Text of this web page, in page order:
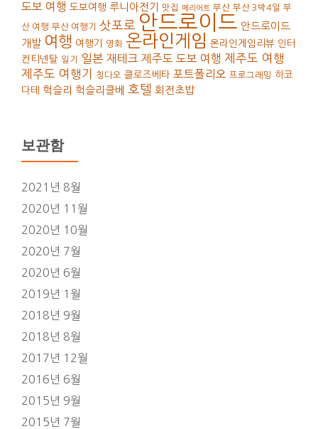
도보 여행 도보여행 루니아전기 맛집 메리어트 부산 부산 3박4일 부
산 여행 부산 여행기 삿포로 안드로이드 안드로이드
개발 여행 여행기 영화 온라인게임 온라인게임리뷰 인터
컨티넨탈 일기 일본 재테크 제주도 도보 여행 제주도 여행
제주도 여행기
칭다오 클로즈베타 포트폴리오 프로그래밍 하코
다테
헉슬리 헉슬리클베 호텔 회전초밥
보관함
2021년 8월
2020년 11월
2020년 10월
2020년 7월
2020년 6월
2019년 1월
2018년 9월
2018년 8월
2017년 12월
2016년 6월
2015년 9월
2015년 7월